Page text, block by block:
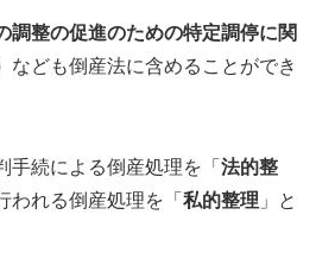
調整の促進のための特定調停に関
なども倒産法に含めることができ
手続による倒産処理を「 法的整
われる倒産処理を「 私的整理 」と